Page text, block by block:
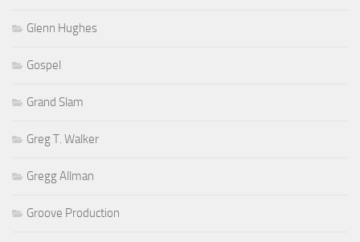
Glenn Hughes
Gospel
Grand Slam
Greg T. Walker
Gregg Allman
Groove Production